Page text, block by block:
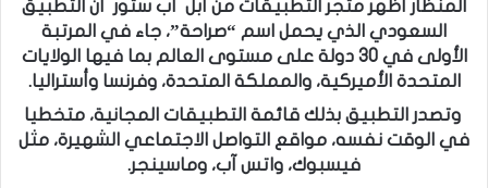
المنظار أظهر متجر التطبيقات من آبل آب ستور أن التطبيق
السعودي الذي يحمل اسم “صراحة”، جاء في المرتبة
الأولى في 30 دولة على مستوى العالم بما فيها الولايات
المتحدة الأميركية، والمملكة المتحدة، وفرنسا وأستراليا.
وتصدر التطبيق بذلك قائمة التطبيقات المجانية، متخطيا
في الوقت نفسه، مواقع التواصل الاجتماعي الشهيرة، مثل
فيسبوك، واتس آب، وماسينجر.